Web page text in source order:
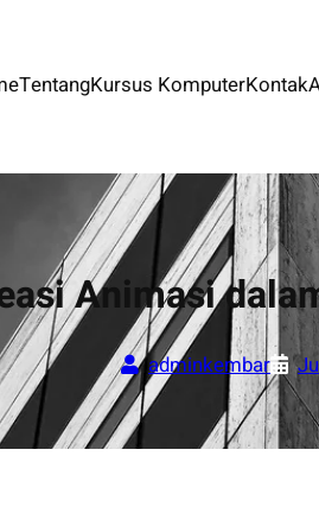
TentangKursus KomputerKontak
Animasi
adminkembar